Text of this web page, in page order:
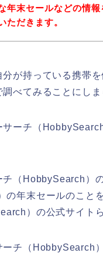
年末セールなどの情
ただきます。
分が持っている携帯
べてみることにしま
サーチ（
チ（HobbySearch）
の年末セールのこと
）の公式サイト
ーチ（HobbySearch